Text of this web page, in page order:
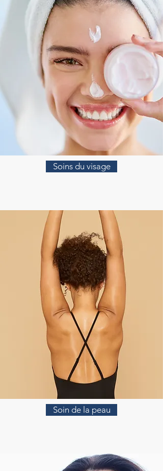
Soins du visage
Soin de la peau